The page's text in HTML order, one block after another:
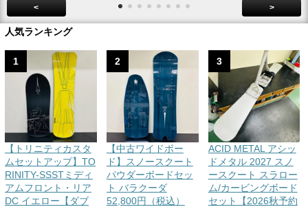
< >
人気ランキング
1
【トリニティカスタ
ムセットアップ】TO
RINITY-SSSTミディ
アムフロント・リア
DC イエロー【ダブ
2
【中古ワイドボー
ド】スノースクート
パウダーボードセッ
ト バラクーダ
52,800円（税込）
3
ACID METAL アシッ
ドメタル 2027 スノ
ースクート スラロー
ム/カービングボード
セット【2026秋予約